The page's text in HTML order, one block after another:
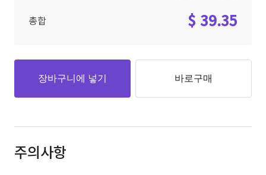
총합 $ 39.35
장바구니에 넣기 바로구매
주의사항